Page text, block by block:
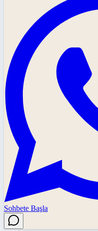
Sohbete Başla